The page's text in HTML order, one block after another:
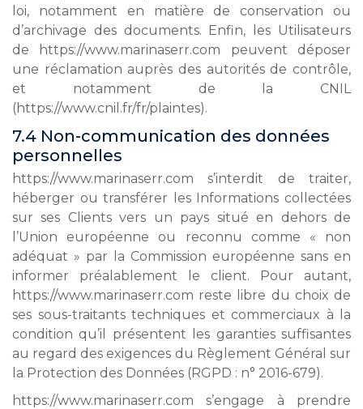
loi, notamment en matière de conservation ou
d’archivage des documents. Enfin, les Utilisateurs
de https://www.marinaserr.com peuvent déposer
une réclamation auprès des autorités de contrôle,
et notamment de la CNIL
(https://www.cnil.fr/fr/plaintes).
7.4 Non-communication des données
personnelles
https://www.marinaserr.com s’interdit de traiter,
héberger ou transférer les Informations collectées
sur ses Clients vers un pays situé en dehors de
l’Union européenne ou reconnu comme « non
adéquat » par la Commission européenne sans en
informer préalablement le client. Pour autant,
https://www.marinaserr.com reste libre du choix de
ses sous-traitants techniques et commerciaux à la
condition qu’il présentent les garanties suffisantes
au regard des exigences du Règlement Général sur
la Protection des Données (RGPD : n° 2016-679).
https://www.marinaserr.com s’engage à prendre